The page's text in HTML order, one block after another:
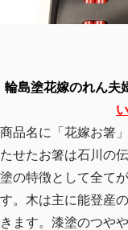
輪島塗花嫁のれん夫
商品名に「花嫁お箸
たせたお箸は石川の
塗の特徴として全て
す。木は主に能登産
きます。漆塗のつや